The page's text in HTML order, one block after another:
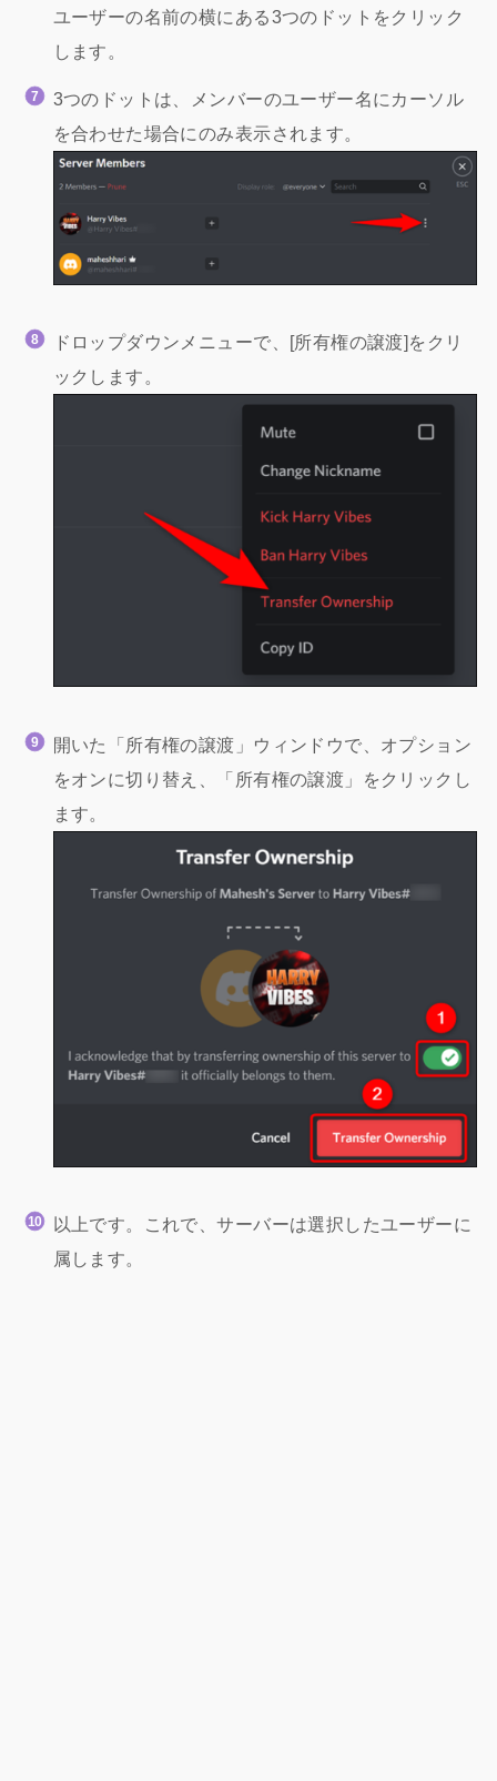
ユーザーの名前の横にある3つのドットをクリック
します。
3つのドットは、メンバーのユーザー名にカーソル
を合わせた場合にのみ表示されます。
ドロップダウンメニューで、[所有権の譲渡]をクリ
ックします。
開いた「所有権の譲渡」ウィンドウで、オプション
をオンに切り替え、「所有権の譲渡」をクリックし
ます。
以上です。これで、サーバーは選択したユーザーに
属します。